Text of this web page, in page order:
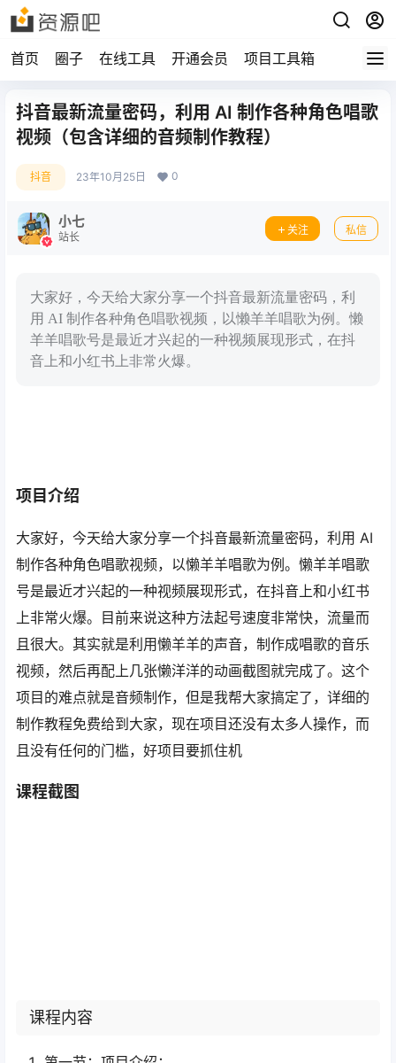
首页 圈子 在线工具 开通会员 项目工具箱
抖音最新流量密码，利用 AI 制作各种角色唱歌
视频（包含详细的音频制作教程）
抖音 23年10月25日 0
小七
站长
关注 私信
大家好，今天给大家分享一个抖音最新流量密码，利
用 AI 制作各种角色唱歌视频，以懒羊羊唱歌为例。懒
羊羊唱歌号是最近才兴起的一种视频展现形式，在抖
音上和小红书上非常火爆。
项目介绍
大家好，今天给大家分享一个抖音最新流量密码，利用 AI
制作各种角色唱歌视频，以懒羊羊唱歌为例。懒羊羊唱歌
号是最近才兴起的一种视频展现形式，在抖音上和小红书
上非常火爆。目前来说这种方法起号速度非常快，流量而
且很大。其实就是利用懒羊羊的声音，制作成唱歌的音乐
视频，然后再配上几张懒洋洋的动画截图就完成了。这个
项目的难点就是音频制作，但是我帮大家搞定了，详细的
制作教程免费给到大家，现在项目还没有太多人操作，而
且没有任何的门槛，好项目要抓住机
课程截图
课程内容